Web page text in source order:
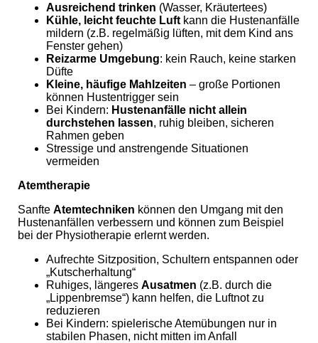
Ausreichend trinken (Wasser, Kräutertees)
Kühle, leicht feuchte Luft kann die Hustenanfälle
mildern (z.B. regelmäßig lüften, mit dem Kind ans
Fenster gehen)
Reizarme Umgebung: kein Rauch, keine starken
Düfte
Kleine, häufige Mahlzeiten – große Portionen
können Hustentrigger sein
Bei Kindern: Hustenanfälle nicht allein
durchstehen lassen, ruhig bleiben, sicheren
Rahmen geben
Stressige und anstrengende Situationen
vermeiden
Atemtherapie
Sanfte Atemtechniken können den Umgang mit den
Hustenanfällen verbessern und können zum Beispiel
bei der Physiotherapie erlernt werden.
Aufrechte Sitzposition, Schultern entspannen oder
„Kutscherhaltung“
Ruhiges, längeres Ausatmen (z.B. durch die
„Lippenbremse“) kann helfen, die Luftnot zu
reduzieren
Bei Kindern: spielerische Atemübungen nur in
stabilen Phasen, nicht mitten im Anfall